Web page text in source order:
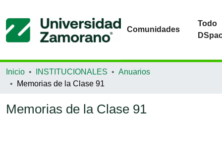
Comunidades
Todo
Inicio INSTITUCIONALES
Anuarios
Memorias de la Clase 91
Memorias de la Clase 91